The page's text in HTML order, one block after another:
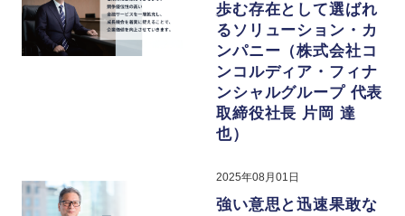
歩む存在として選ばれ
るソリューション・カ
ンパニー（株式会社コ
ンコルディア・フィナ
ンシャルグループ 代表
取締役社長 片岡 達
也）
2025年08月01日
強い意思と迅速果敢な